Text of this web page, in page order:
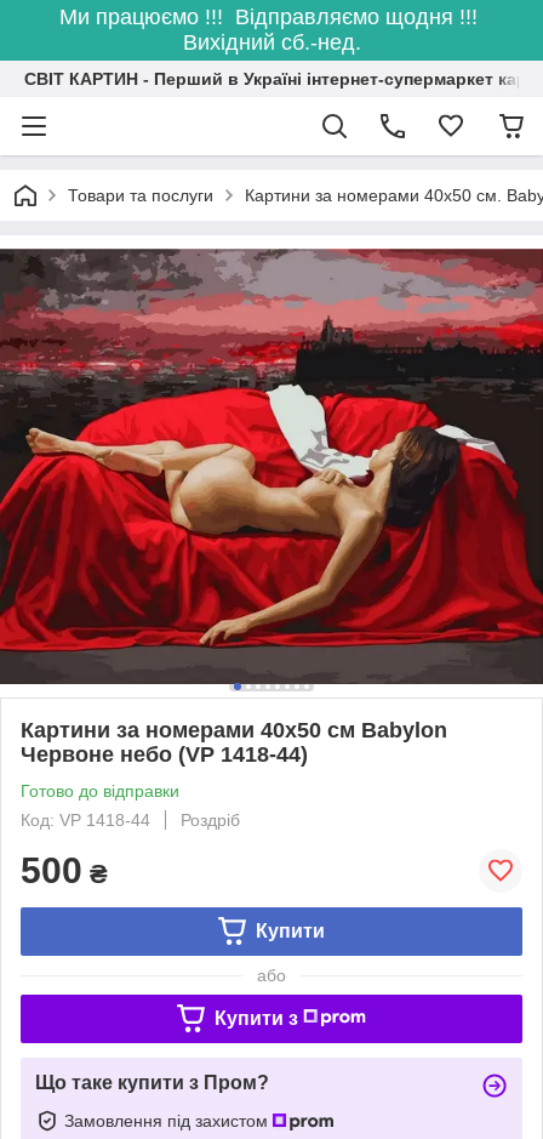
Ми працюємо !!! Відправляємо щодня !!!
Вихідний сб.-нед.
СВІТ КАРТИН - Перший в Україні інтернет-супермаркет
Товари та послуги Картини за номерами 40х50 см.
Картини за номерами 40х50 см Babylon
Червоне небо (VP 1418-44)
Готово до відправки
Код: VP 1418-44
Роздріб
500 ₴
Купити
або
Купити з
Що таке купити з Пром?
Замовлення під захистом